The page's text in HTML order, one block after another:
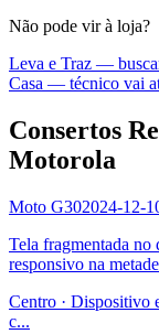
Não pode vir à loja?
Leva e Traz —
Casa — técnico vai
Consertos
Motorola
Moto G302024-12-
Tela fragmentada
responsivo na
Centro · Dispositivo
c...